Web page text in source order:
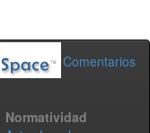
Comentarios
Normatividad